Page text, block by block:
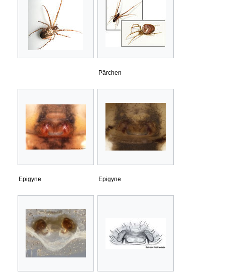
Pärchen
Epigyne Epigyne